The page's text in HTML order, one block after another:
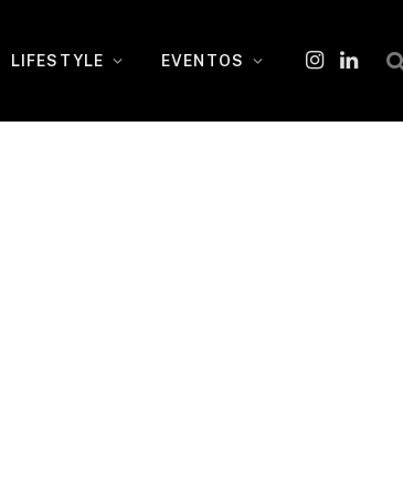
LIFESTYLE EVENTOS
Instagram
O